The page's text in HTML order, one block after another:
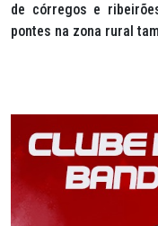
de córregos e
pontes na zona rural